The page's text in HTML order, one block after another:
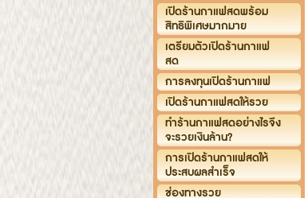
เปิดร้านกาแฟสดพร้อม
สิทธิพิเศษมากมาย
เตรียมตัวเปิดร้านกาแฟ
สด
การลงทุนเปิดร้านกาแฟ
เปิดร้านกาแฟสดให้รวย
ทำร้านกาแฟสดอย่างไรจึง
จะรวยเงินล้าน?
การเปิดร้านกาแฟสดให้
ประสบผลสำเร็จ
ช่องทางรวย